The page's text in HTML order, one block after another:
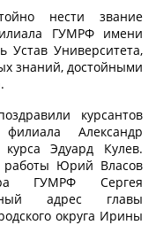
нести звание
ГУМРФ имени
Устав Университета,
знаний, достойными
курсантов
филиала Александр
Эдуард Кулев.
работы Юрий Власов
ГУМРФ Сергея
адрес главы
округа Ирины